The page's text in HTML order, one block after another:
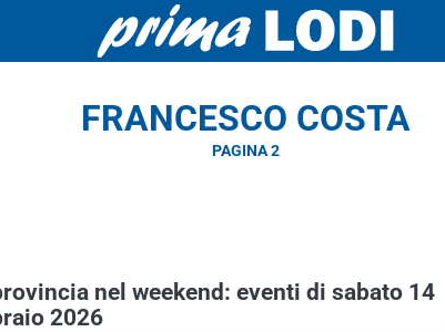
FRANCESCO COSTA
PAGINA 2
nel weekend: eventi di sabato 14
2026